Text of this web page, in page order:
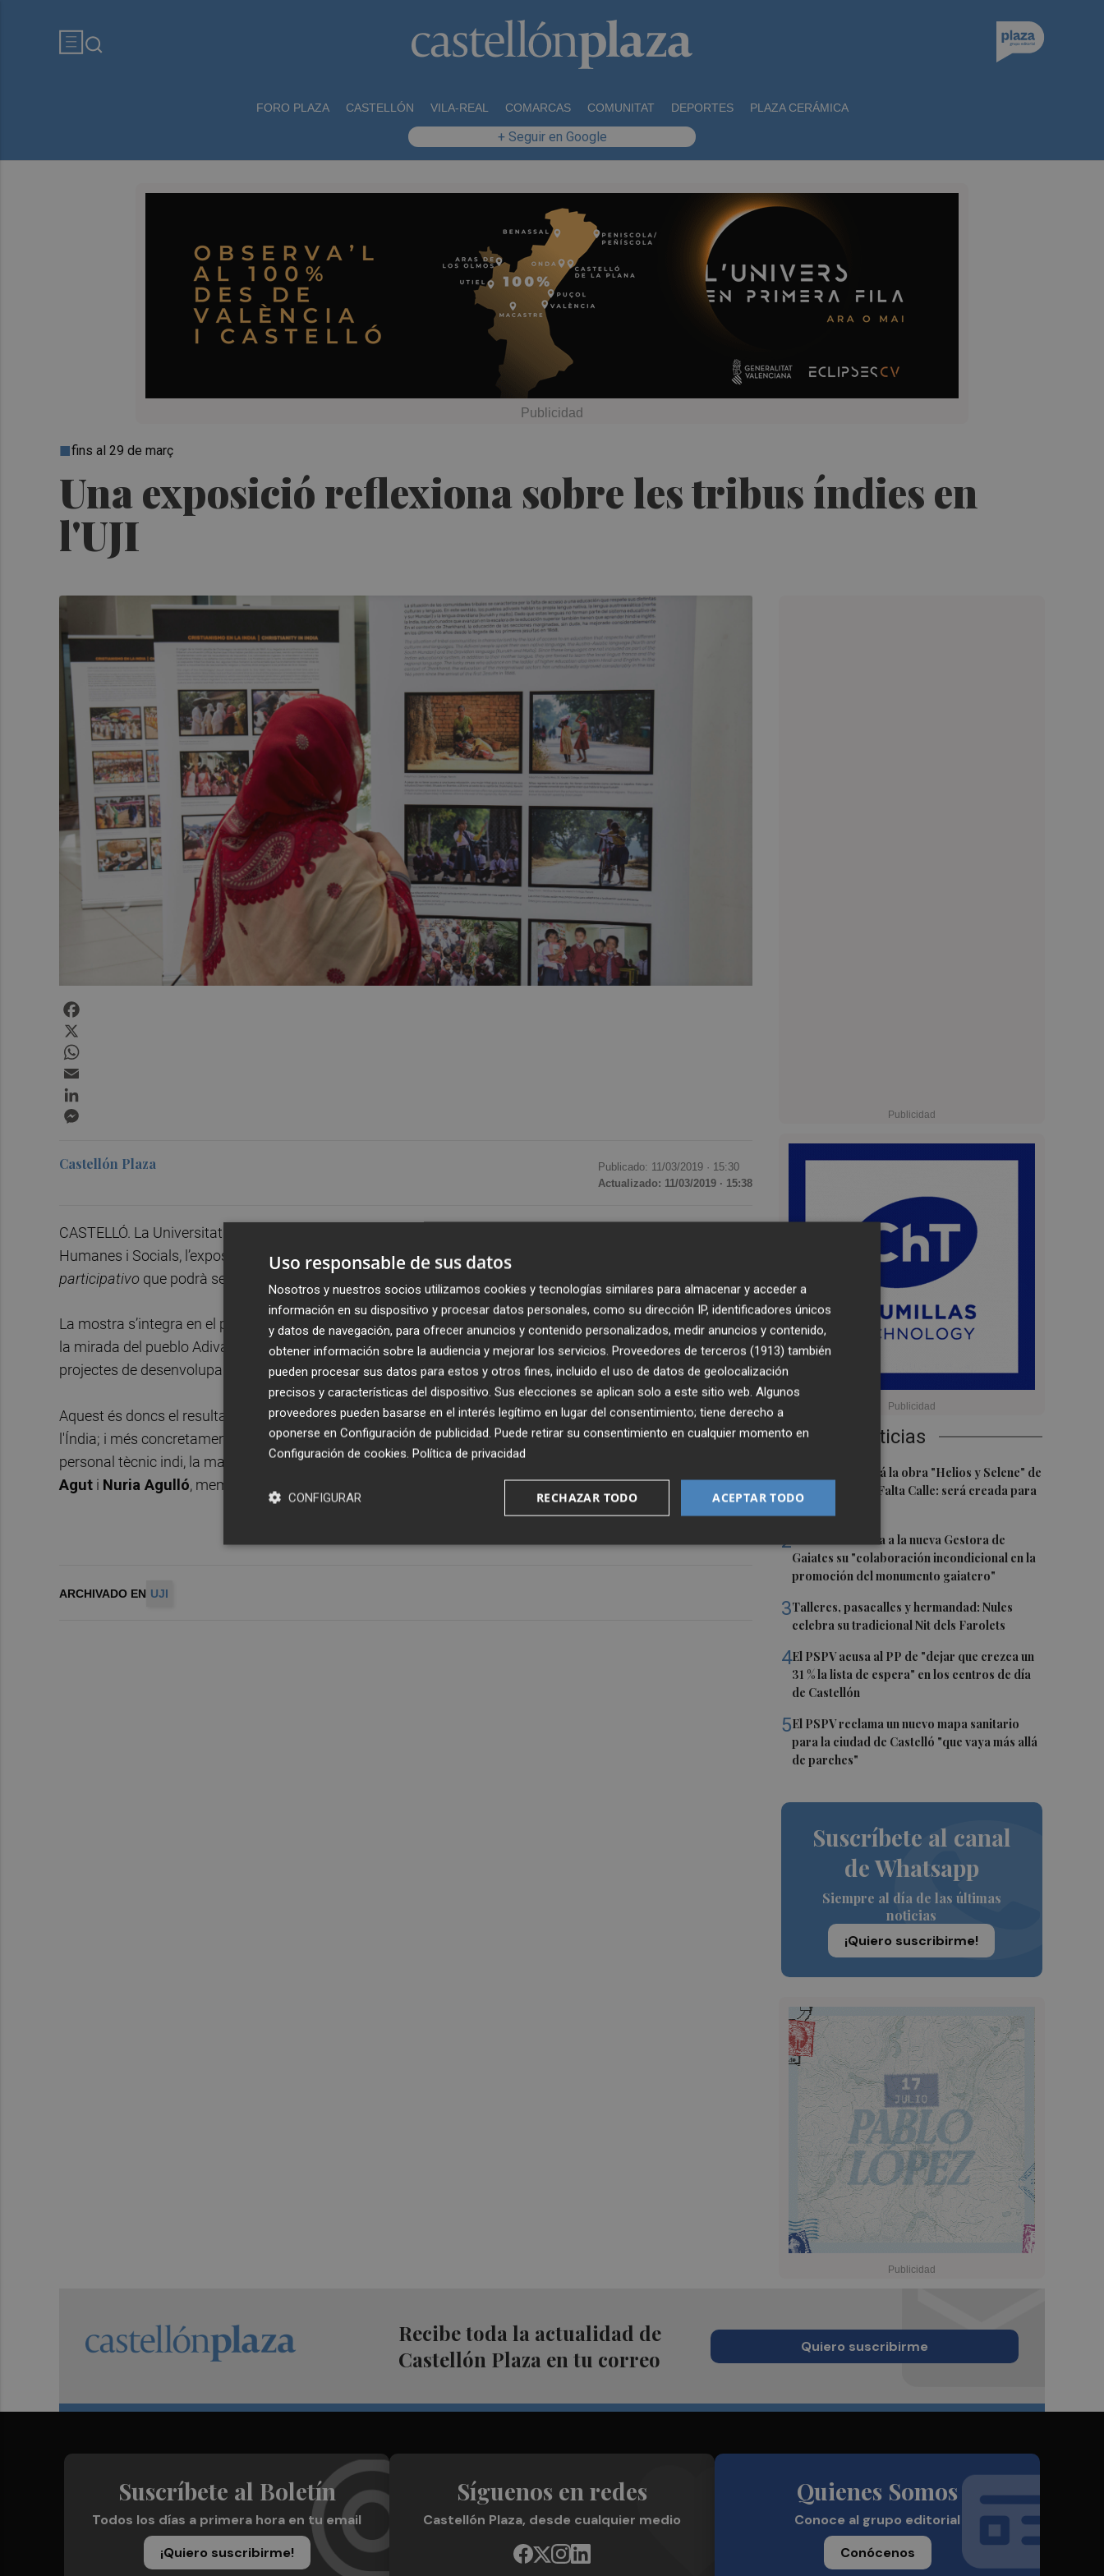
FORO PLAZA CASTELLÓN VILA-REAL COMARCAS COMUNITAT DEPORTES PLAZA CERÁMICA
+ Seguir en Google
Una exposició reflexiona sobre les tribus índies en
l'UJI
fins al 29 de març
Últimas Noticias
1 Castelló acogerá la obra "Helios y Selene" de
la compañía Te Falta Calle: será creada para
2 Castelló traslada a la nueva Gestora de
Gaiates su "colaboración incondicional en la
promoción del monumento gaiatero"
3Talleres, pasacalles y hermandad: Nules
celebra su tradicional Nit dels Farolets
4El PSPV acusa al PP de "dejar que crezca un
31 % la lista de espera" en los centros de día
de Castellón
5El PSPV reclama un nuevo mapa sanitario
para la ciudad de Castelló "que vaya más allá
de parches"
Suscríbete al canal
de Whatsapp
Siempre al día de las últimas
noticias
¡Quiero suscribirme!
Castellón Plaza Publicado: 11/03/2019 · 15:30
Actualizado: 11/03/2019 · 15:38
CASTELLÓ. La Universitat Jaume I de Castelló ha inaugurat, en el vestíbul de la Facultat de Ciències
Humanes i Socials, l’exposició
La mirada del pueblo adivasi de la India a través a fotografía y el vídeo
participativo que podrà ser visitada fins al pròxim 29 de març de 2019.
La mostra s’integra en el projecte 'Incorporación de los ODS en la educación universitaria para el desarrollo:
la mirada del pueblo Adivasi a través de la fotografía y el video participativo', concedit en la convocatòria de
projectes de desenvolupament de l’Oficina de Cooperació al Desenvolupament i Solidaritat (OCDS).
Aquest és doncs el resultat de la col·laboració de l’UJI i del Col·legi Universitari St. Xavier’s College, Ranchi, de
l'Índia; i més concretament dels estudiants de Periodisme i Mitjans de Comunicació i del professorat i
personal tècnic indi, la majoria dels quals són indígenes; i, per part de l’UJI, de
Agut i Nuria Agulló, membres de l’equip dirigit per
ARCHIVADO EN UJI
Recibe toda la actualidad de
Castellón Plaza en tu correo
Quiero suscribirme
Suscríbete al Boletín
Todos los días a primera hora en tu email
¡Quiero suscribirme!
Síguenos en redes
Castellón Plaza, desde cualquier medio
Quienes Somos
Conoce al grupo editorial
Conócenos
Uso responsable de sus datos
Nosotros y nuestros socios utilizamos cookies y tecnologías similares para almacenar y acceder a
información en su dispositivo y procesar datos personales, como su dirección IP, identificadores únicos
y datos de navegación, para ofrecer anuncios y contenido personalizados, medir anuncios y contenido,
obtener información sobre la audiencia y mejorar los servicios. Proveedores de terceros (1913) también
pueden procesar sus datos para estos y otros fines, incluido el uso de datos de geolocalización
precisos y características del dispositivo. Sus elecciones se aplican solo a este sitio web. Algunos
proveedores pueden basarse en el interés legítimo en lugar del consentimiento; tiene derecho a
oponerse en Configuración de publicidad. Puede retirar su consentimiento en cualquier momento en
Configuración de cookies. Política de privacidad
ACEPTAR TODO
RECHAZAR TODO
CONFIGURAR